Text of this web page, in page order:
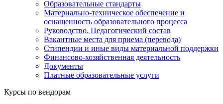
Образовательные стандарты
Материально-техническое обеспечение и
оснащенность образовательного процесса
Руководство. Педагогический состав
Вакантные места для приема (перевода)
Стипендии и иные виды материальной поддержки
Финансово-хозяйственная деятельность
Документы
Платные образовательные услуги
Курсы по вендорам